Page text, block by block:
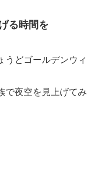
る時間を
うどゴールデンウィ
で夜空を見上げてみ